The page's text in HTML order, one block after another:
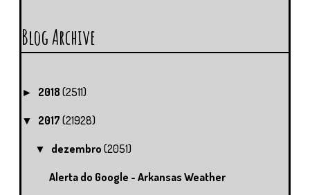
Blog Archive
► 2018 (2511)
▼ 2017 (21928)
▼ dezembro(2051)
Alerta do Google - Arkansas Weather